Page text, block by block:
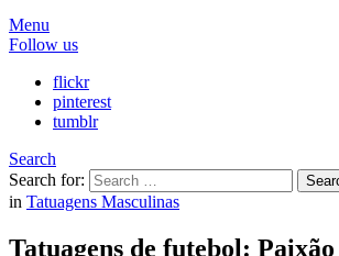
Menu
Follow us
flickr
pinterest
tumblr
Search
Search for:
in Tatuagens Masculinas
Tatuagens de futebol: